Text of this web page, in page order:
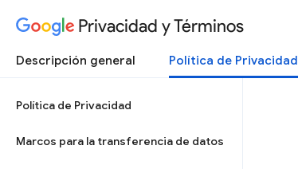
Privacidad y Términos
Descripción general Política de Privacidad
Política de Privacidad
Marcos para la transferencia de datos